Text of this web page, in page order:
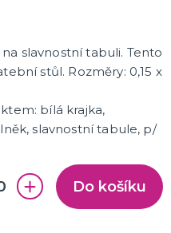
slavnostní tabuli. Tento
stůl. Rozměry: 0,15 x
bílá krajka,
slavnostní tabule, p/
Do košíku